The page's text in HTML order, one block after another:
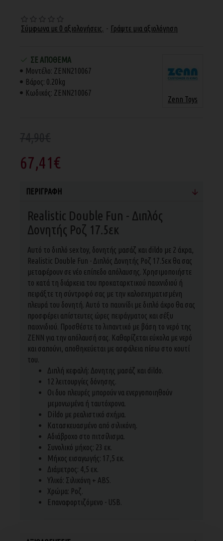
Σύμφωνα με 0 αξιολογήσεις. - Γράψτε μια αξιολόγηση
67,41€
ΣΕ ΑΠΌΘΕΜΑ
Μοντέλο: ZENN210067
Βάρος: 0.20kg
Κωδικός: ZENN210067
Zenn Toys
ΠΕΡΙΓΡΑΦΉ
Realistic Double Fun - Διπλός
Δονητής Ροζ 17.5εκ
Αυτό το διπλό sex toy, δονητής μασάζ και dildo με 2 άκρα,
Realistic Double Fun - Διπλός Δονητής Ροζ 17.5εκ θα σας
μεταφέρoυν σε νέο επίπεδο απόλαυσης. Χρησιμοποιήστε
το κατά τη διάρκεια του προκαταρκτικού παιχνιδιού ή
πειράξτε τη σύντροφό σας με την καλοσχηματισμένη
πλευρά του δονητή. Αυτό το παιχνίδι με διπλό άκρο θα σας
προσφέρει απίστευτες ώρες πειράγματος και σέξυ
παιχνιδιού. Προσθέστε το λιπαντικό με βάση το νερό της
ZENN για την απόλαυσή σας. Καθαρίζεται εύκολα με νερό
και σαπούνι, αποθηκεύεται με ασφάλεια πίσω στο κουτί
του.
Διπλή κεφαλή: Δονητης μασάζ και dildo.
12 λειτουργίες δόνησης.
Οι δυο πλευρές μπορούν να ενεργοποιηθούν
μεμονωμένα ή ταυτόχρονα.
Dildo με ρεαλιστικό σχήμα.
Κατασκευασμένο από σιλικόνη.
Αδιάβροχο στο πιτσίλισμα.
Συνολικό μήκος: 23 εκ.
Μήκος εισαγωγής: 17,5 εκ.
Διάμετρος: 4,5 εκ.
Υλικό: Σιλικόνη + ABS.
Χρώμα: Ροζ.
Επαναφορτιζόμενο - USB.